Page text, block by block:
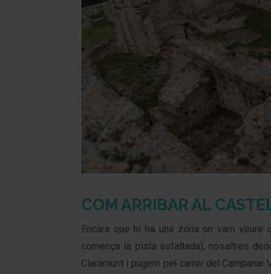
COM ARRIBAR AL
Encara que hi ha una zona on vam
comença la pista asfaltada), nosaltres
Claramunt i pugem pel carrer del